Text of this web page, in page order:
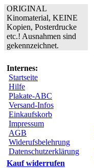
ORIGINAL
Kinomaterial, KEINE
Kopien, Posterdrucke
etc.! Ausnahmen sind
gekennzeichnet.
Internes:
Startseite
Hilfe
Plakate-ABC
Versand-Infos
Einkaufskorb
Impressum
AGB
Widerufsbelehrung
Datenschutzerklärung
Kauf widerrufen